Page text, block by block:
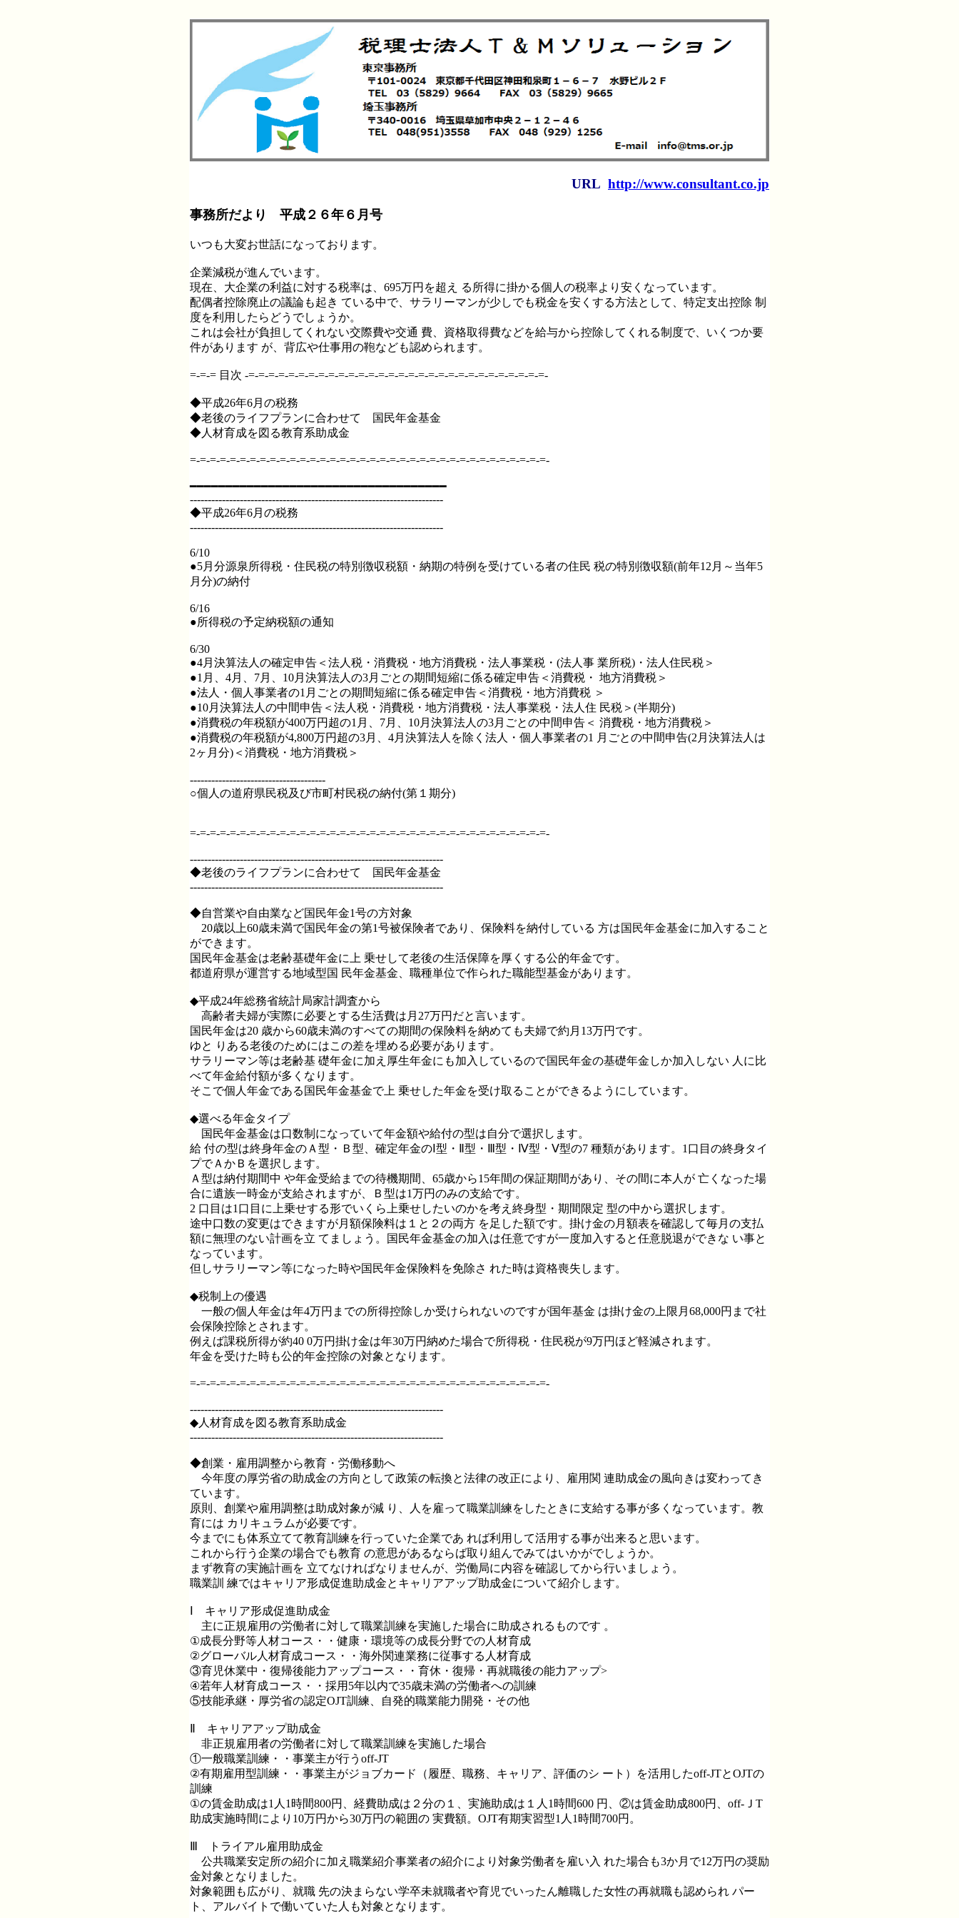
URL http://www.consultant.co.jp
事務所だより 平成２６年６月号
いつも大変お世話になっております。
企業減税が進んでいます。
現在、大企業の利益に対する税率は、695万円を超え る所得に掛かる個人の税率より安くなっています。
配偶者控除廃止の議論も起き ている中で、サラリーマンが少しでも税金を安くする方法として、特定支出控除 制
度を利用したらどうでしょうか。
これは会社が負担してくれない交際費や交通 費、資格取得費などを給与から控除してくれる制度で、いくつか要
件があります が、背広や仕事用の鞄なども認められます。
=-=-= 目次 -=-=-=-=-=-=-=-=-=-=-=-=-=-=-=-=-=-=-=-=-=-=-=-=-=-=-=-=-=-=-
◆平成26年6月の税務
◆老後のライフプランに合わせて 国民年金基金
◆人材育成を図る教育系助成金
=-=-=-=-=-=-=-=-=-=-=-=-=-=-=-=-=-=-=-=-=-=-=-=-=-=-=-=-=-=-=-=-=-=-=-=-
━━━━━━━━━━━━━━━━━━━━━━━━━━━━━━━━━━━━
-----------------------------------------------------------------------
◆平成26年6月の税務
-----------------------------------------------------------------------
6/10
●5月分源泉所得税・住民税の特別徴収税額・納期の特例を受けている者の住民 税の特別徴収額(前年12月～当年5
月分)の納付
6/16
●所得税の予定納税額の通知
6/30
●4月決算法人の確定申告＜法人税・消費税・地方消費税・法人事業税・(法人事 業所税)・法人住民税＞
●1月、4月、7月、10月決算法人の3月ごとの期間短縮に係る確定申告＜消費税・ 地方消費税＞
●法人・個人事業者の1月ごとの期間短縮に係る確定申告＜消費税・地方消費税 ＞
●10月決算法人の中間申告＜法人税・消費税・地方消費税・法人事業税・法人住 民税＞(半期分)
●消費税の年税額が400万円超の1月、7月、10月決算法人の3月ごとの中間申告＜ 消費税・地方消費税＞
●消費税の年税額が4,800万円超の3月、4月決算法人を除く法人・個人事業者の1 月ごとの中間申告(2月決算法人は
2ヶ月分)＜消費税・地方消費税＞
--------------------------------------
○個人の道府県民税及び市町村民税の納付(第１期分)
=-=-=-=-=-=-=-=-=-=-=-=-=-=-=-=-=-=-=-=-=-=-=-=-=-=-=-=-=-=-=-=-=-=-=-=-
-----------------------------------------------------------------------
◆老後のライフプランに合わせて 国民年金基金
-----------------------------------------------------------------------
◆自営業や自由業など国民年金1号の方対象
20歳以上60歳未満で国民年金の第1号被保険者であり、保険料を納付している 方は国民年金基金に加入すること
ができます。
国民年金基金は老齢基礎年金に上 乗せして老後の生活保障を厚くする公的年金です。
都道府県が運営する地域型国 民年金基金、職種単位で作られた職能型基金があります。
◆平成24年総務省統計局家計調査から
高齢者夫婦が実際に必要とする生活費は月27万円だと言います。
国民年金は20 歳から60歳未満のすべての期間の保険料を納めても夫婦で約月13万円です。
ゆと りある老後のためにはこの差を埋める必要があります。
サラリーマン等は老齢基 礎年金に加え厚生年金にも加入しているので国民年金の基礎年金しか加入しない 人に比
べて年金給付額が多くなります。
そこで個人年金である国民年金基金で上 乗せした年金を受け取ることができるようにしています。
◆選べる年金タイプ
国民年金基金は口数制になっていて年金額や給付の型は自分で選択します。
給 付の型は終身年金のＡ型・Ｂ型、確定年金のⅠ型・Ⅱ型・Ⅲ型・Ⅳ型・Ⅴ型の7 種類があります。1口目の終身タイ
プでＡかＢを選択します。
Ａ型は納付期間中 や年金受給までの待機期間、65歳から15年間の保証期間があり、その間に本人が 亡くなった場
合に遺族一時金が支給されますが、Ｂ型は1万円のみの支給です。
2 口目は1口目に上乗せする形でいくら上乗せしたいのかを考え終身型・期間限定 型の中から選択します。
途中口数の変更はできますが月額保険料は１と２の両方 を足した額です。掛け金の月額表を確認して毎月の支払
額に無理のない計画を立 てましょう。国民年金基金の加入は任意ですが一度加入すると任意脱退ができな い事と
なっています。
但しサラリーマン等になった時や国民年金保険料を免除さ れた時は資格喪失します。
◆税制上の優遇
一般の個人年金は年4万円までの所得控除しか受けられないのですが国年基金 は掛け金の上限月68,000円まで社
会保険控除とされます。
例えば課税所得が約40 0万円掛け金は年30万円納めた場合で所得税・住民税が9万円ほど軽減されます。
年金を受けた時も公的年金控除の対象となります。
=-=-=-=-=-=-=-=-=-=-=-=-=-=-=-=-=-=-=-=-=-=-=-=-=-=-=-=-=-=-=-=-=-=-=-=-
-----------------------------------------------------------------------
◆人材育成を図る教育系助成金
-----------------------------------------------------------------------
◆創業・雇用調整から教育・労働移動へ
今年度の厚労省の助成金の方向として政策の転換と法律の改正により、雇用関 連助成金の風向きは変わってき
ています。
原則、創業や雇用調整は助成対象が減 り、人を雇って職業訓練をしたときに支給する事が多くなっています。教
育には カリキュラムが必要です。
今までにも体系立てて教育訓練を行っていた企業であ れば利用して活用する事が出来ると思います。
これから行う企業の場合でも教育 の意思があるならば取り組んでみてはいかがでしょうか。
まず教育の実施計画を 立てなければなりませんが、労働局に内容を確認してから行いましょう。
職業訓 練ではキャリア形成促進助成金とキャリアアップ助成金について紹介します。
Ⅰ キャリア形成促進助成金
主に正規雇用の労働者に対して職業訓練を実施した場合に助成されるものです 。
①成長分野等人材コース・・健康・環境等の成長分野での人材育成
②グローバル人材育成コース・・海外関連業務に従事する人材育成
③育児休業中・復帰後能力アップコース・・育休・復帰・再就職後の能力アップ>
④若年人材育成コース・・採用5年以内で35歳未満の労働者への訓練
⑤技能承継・厚労省の認定OJT訓練、自発的職業能力開発・その他
Ⅱ キャリアアップ助成金
非正規雇用者の労働者に対して職業訓練を実施した場合
①一般職業訓練・・事業主が行うoff-JT
②有期雇用型訓練・・事業主がジョブカード（履歴、職務、キャリア、評価のシ ート）を活用したoff-JTとOJTの
訓練
①の賃金助成は1人1時間800円、経費助成は２分の１、実施助成は１人1時間600 円、②は賃金助成800円、off-ＪT
助成実施時間により10万円から30万円の範囲の 実費額。OJT有期実習型1人1時間700円。
Ⅲ トライアル雇用助成金
公共職業安定所の紹介に加え職業紹介事業者の紹介により対象労働者を雇い入 れた場合も3か月で12万円の奨励
金対象となりました。
対象範囲も広がり、就職 先の決まらない学卒未就職者や育児でいったん離職した女性の再就職も認められ パー
ト、アルバイトで働いていた人も対象となります。